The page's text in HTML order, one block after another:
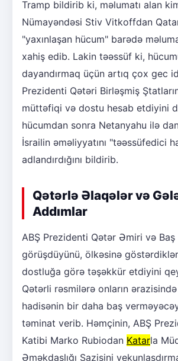
Tramp bildirib ki, məlumatı alan
Nümayəndəsi Stiv Vitkoffdan
"yaxınlaşan hücum" barədə
xahiş edib. Lakin təəssüf ki,
dayandırmaq üçün artıq çox gec
Prezidenti Qətəri Birləşmiş
müttəfiqi və dostu hesab etdiyini
hücumdan sonra Netanyahu ilə
İsrailin əməliyyatını "təəssüfedici
adlandırdığını bildirib.
Qətərlə Əlaqələr və
Addımlar
ABŞ Prezidenti Qətər Əmiri və
görüşdüyünü, ölkəsinə
dostluğa görə təşəkkür etdiyini
Qətərli rəsmilərə onların
hadisənin bir daha baş
təminat verib. Həmçinin, ABŞ
Katibi Marko Rubiodan Katarla
Əməkdaşlığı Sazişini